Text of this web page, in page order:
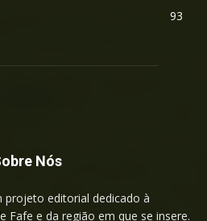
93
Nós
projeto editorial dedicado à
Fafe e da região em que se insere.